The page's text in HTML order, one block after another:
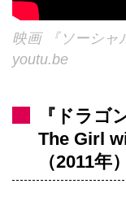
映画 『ソーシャ
youtu.be
『ドラゴ
The Girl
（2011年）